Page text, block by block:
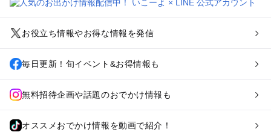
お役立ち情報やお得な情報を発信
毎日更新！旬イベント&お得情報も
無料招待企画や話題のおでかけ情報も
オススメおでかけ情報を動画で紹介！